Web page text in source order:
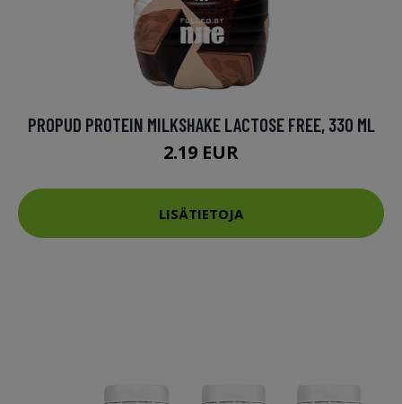
PROPUD PROTEIN MILKSHAKE LACTOSE FREE, 330 ML
2.19 EUR
LISÄTIETOJA